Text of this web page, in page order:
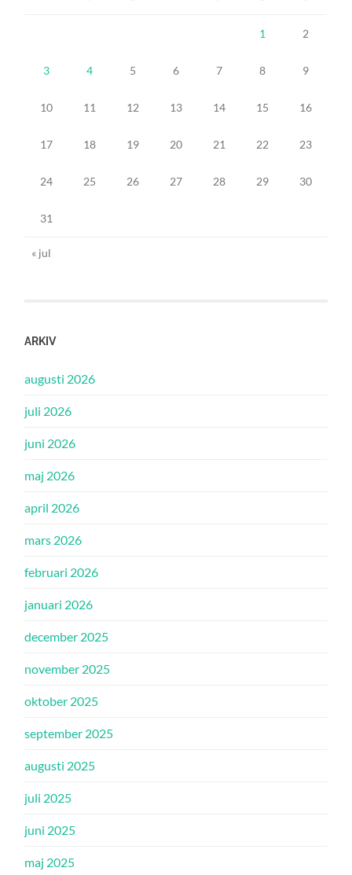
1 2
3 4 5 6 7 8 9
10 11 12 13 14 15 16
17 18 19 20 21 22 23
24 25 26 27 28 29 30
31
« jul
ARKIV
augusti 2026
juli 2026
juni 2026
maj 2026
april 2026
mars 2026
februari 2026
januari 2026
december 2025
november 2025
oktober 2025
september 2025
augusti 2025
juli 2025
juni 2025
maj 2025